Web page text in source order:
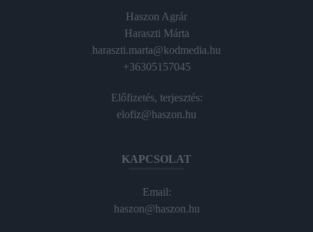
Haszon Agrár
Haraszti Márta
haraszti.marta@kodmedia.hu
+36305157045
Előfizetés, terjesztés:
elofiz@haszon.hu
KAPCSOLAT
Email:
haszon@haszon.hu